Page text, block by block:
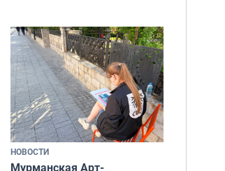
а потому что
ты им интересен»
НОВОСТИ
Мурманская Арт-